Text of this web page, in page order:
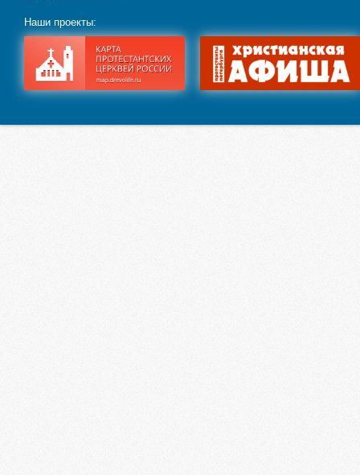
Наши проекты: